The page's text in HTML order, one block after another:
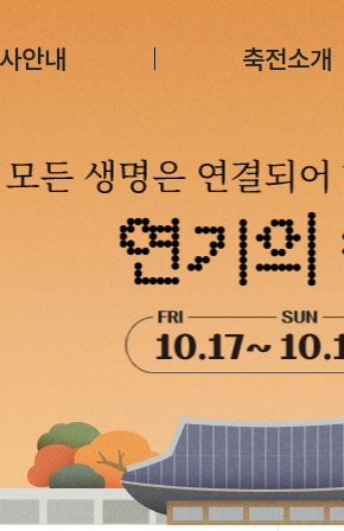
안내 축전소개